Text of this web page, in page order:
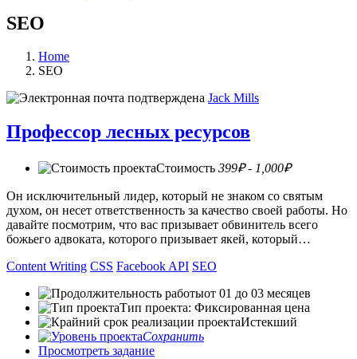
SEO
Home
SEO
Jack Mills
Профессор лесных ресурсов
Стоимость 399₽ - 1,000₽
Он исключительный лидер, который не знаком со святым
духом, он несет ответственность за качество своей работы. Но
давайте посмотрим, что вас призывает обвинитель всего
божьего адвоката, которого призывает якей, который…
Content Writing CSS Facebook API SEO
от 01 до 03 месяцев
Тип проекта: Фиксированная цена
Истекший
Сохранить
Просмотреть задание